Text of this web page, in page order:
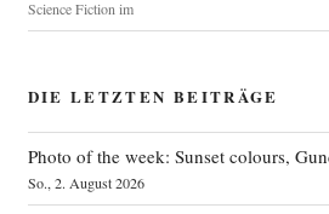
Science Fiction im
DIE LETZTEN BEITRÄGE
Photo of the week: Sunset colours,
So., 2. August 2026